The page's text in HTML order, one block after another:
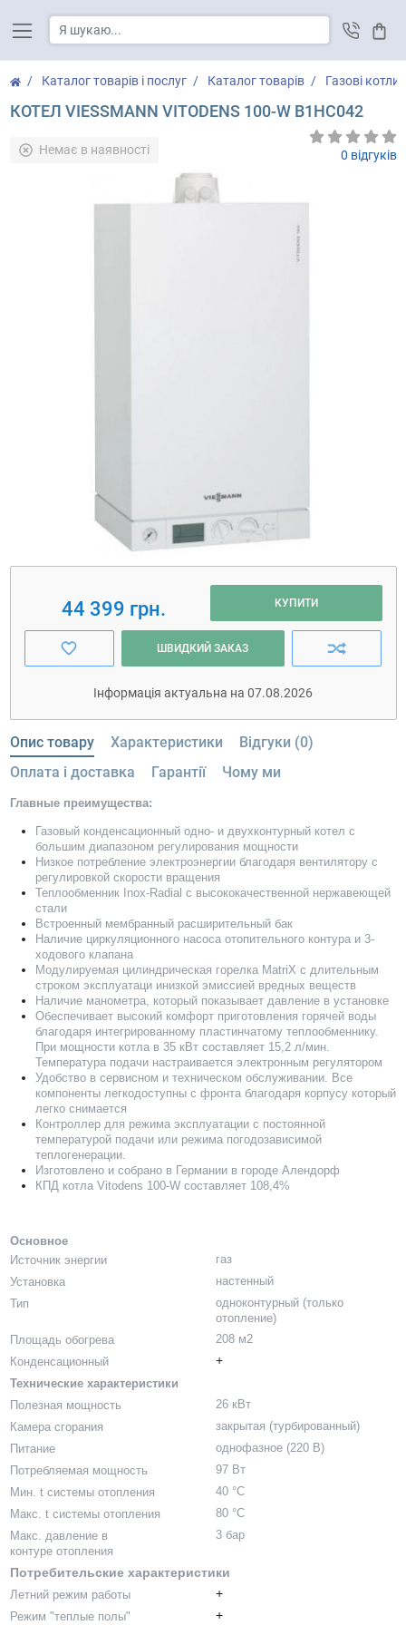
Каталог товарів і послуг Каталог товарів Газові котли
КОТЕЛ VIESSMANN VITODENS 100-W B1HC042
Немає в наявності 0 відгуків
44 399 грн. КУПИТИ
ШВИДКИЙ ЗАКАЗ
Інформація актуальна на 07.08.2026
Опис товару Характеристики
Відгуки (0)
Оплата і доставка
Гарантії Чому ми
Главные преимущества:
Газовый конденсационный одно- и двухконтурный котел с
большим диапазоном регулирования мощности
Низкое потребление электроэнергии благодаря вентилятору с
регулировкой скорости вращения
Теплообменник Inox-Radial с высококачественной нержавеющей
стали
Встроенный мембранный расширительный бак
Наличие циркуляционного насоса отопительного контура и 3-
ходового клапана
Модулируемая цилиндрическая горелка MatriX с длительным
строком эксплуатаци инизкой эмиссией вредных веществ
Наличие манометра, который показывает давление в установке
Обеспечивает высокий комфорт приготовления горячей воды
благодаря интегрированному пластинчатому теплообменнику.
При мощности котла в 35 кВт составляет 15,2 л/мин.
Температура подачи настраивается электронным регулятором
Удобство в сервисном и техническом обслуживании. Все
компоненты легкодоступны с фронта благодаря корпусу который
легко снимается
Контроллер для режима эксплуатации с постоянной
температурой подачи или режима погодозависимой
теплогенерации.
Изготовлено и собрано в Германии в городе Алендорф
КПД котла Vitodens 100-W составляет 108,4%
Основное
Источник энергии
газ
Установка
настенный
Тип
одноконтурный (только
отопление)
Площадь обогрева
208 м2
Конденсационный
+
Технические характеристики
Полезная мощность
26 кВт
Камера сгорания
закрытая (турбированный)
Питание
однофазное (220 В)
Потребляемая мощность
97 Вт
Мин. t системы отопления
40 °С
Макс. t системы отопления
80 °С
Макс. давление в
контуре отопления
3 бар
Потребительские характеристики
Летний режим работы +
Режим "теплые полы" +